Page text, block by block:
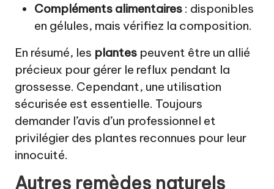
Compléments alimentaires : disponibles
en gélules, mais vérifiez la composition.
En résumé, les plantes peuvent être un allié
précieux pour gérer le reflux pendant la
grossesse. Cependant, une utilisation
sécurisée est essentielle. Toujours
demander l’avis d’un professionnel et
privilégier des plantes reconnues pour leur
innocuité.
Autres remèdes naturels